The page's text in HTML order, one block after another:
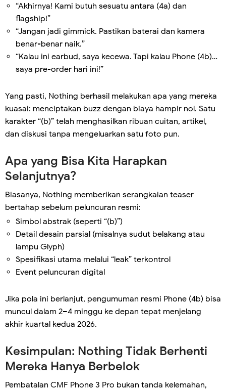
“Akhirnya! Kami butuh sesuatu antara (4a) dan
flagship!”
“Jangan jadi gimmick. Pastikan baterai dan kamera
benar-benar naik.”
“Kalau ini earbud, saya kecewa. Tapi kalau Phone (4b)…
saya pre-order hari ini!”
Yang pasti, Nothing berhasil melakukan apa yang mereka
kuasai: menciptakan buzz dengan biaya hampir nol. Satu
karakter “(b)” telah menghasilkan ribuan cuitan, artikel,
dan diskusi tanpa mengeluarkan satu foto pun.
Apa yang Bisa Kita Harapkan
Selanjutnya?
Biasanya, Nothing memberikan serangkaian teaser
bertahap sebelum peluncuran resmi:
Simbol abstrak (seperti “(b)”)
Detail desain parsial (misalnya sudut belakang atau
lampu Glyph)
Spesifikasi utama melalui “leak” terkontrol
Event peluncuran digital
Jika pola ini berlanjut, pengumuman resmi Phone (4b) bisa
muncul dalam 2–4 minggu ke depan tepat menjelang
akhir kuartal kedua 2026.
Kesimpulan: Nothing Tidak Berhenti
Mereka Hanya Berbelok
Pembatalan CMF Phone 3 Pro bukan tanda kelemahan,